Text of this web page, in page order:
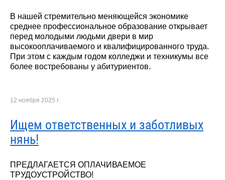
В нашей стремительно меняющейся экономике
среднее профессиональное образование открывает
перед молодыми людьми двери в мир
высокооплачиваемого и квалифицированного труда.
При этом с каждым годом колледжи и техникумы все
более востребованы у абитуриентов.
12 ноября 2025 г.
Ищем ответственных и заботливых
нянь!
ПРЕДЛАГАЕТСЯ ОПЛАЧИВАЕМОЕ
ТРУДОУСТРОЙСТВО!